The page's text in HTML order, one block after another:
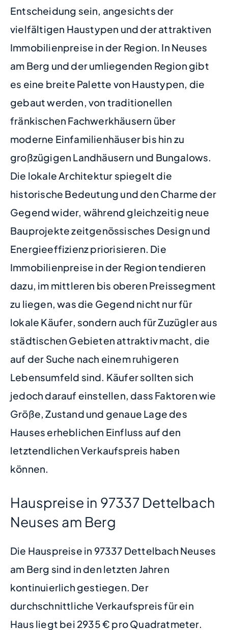
Entscheidung sein, angesichts der
vielfältigen Haustypen und der attraktiven
Immobilienpreise in der Region. In Neuses
am Berg und der umliegenden Region gibt
es eine breite Palette von Haustypen, die
gebaut werden, von traditionellen
fränkischen Fachwerkhäusern über
moderne Einfamilienhäuser bis hin zu
großzügigen Landhäusern und Bungalows.
Die lokale Architektur spiegelt die
historische Bedeutung und den Charme der
Gegend wider, während gleichzeitig neue
Bauprojekte zeitgenössisches Design und
Energieeffizienz priorisieren. Die
Immobilienpreise in der Region tendieren
dazu, im mittleren bis oberen Preissegment
zu liegen, was die Gegend nicht nur für
lokale Käufer, sondern auch für Zuzügler aus
städtischen Gebieten attraktiv macht, die
auf der Suche nach einem ruhigeren
Lebensumfeld sind. Käufer sollten sich
jedoch darauf einstellen, dass Faktoren wie
Größe, Zustand und genaue Lage des
Hauses erheblichen Einfluss auf den
letztendlichen Verkaufspreis haben
können.
Hauspreise in 97337 Dettelbach
Neuses am Berg
Die Hauspreise in 97337 Dettelbach Neuses
am Berg sind in den letzten Jahren
kontinuierlich gestiegen. Der
durchschnittliche Verkaufspreis für ein
Haus liegt bei 2935 € pro Quadratmeter.